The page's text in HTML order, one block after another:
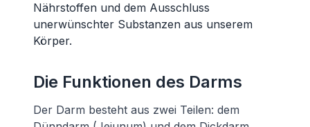
Nährstoffen und dem Ausschluss
unerwünschter Substanzen aus unserem
Körper.
Die Funktionen des Darms
Der Darm besteht aus zwei Teilen: dem